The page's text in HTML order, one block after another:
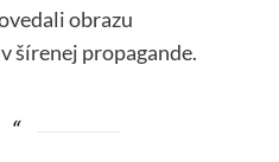
obrazu
šírenej propagande.